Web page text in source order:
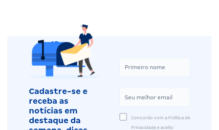
Cadastre-se e
receba as
notícias em
destaque da
Concordo com a Política de
Privacidade e aceito